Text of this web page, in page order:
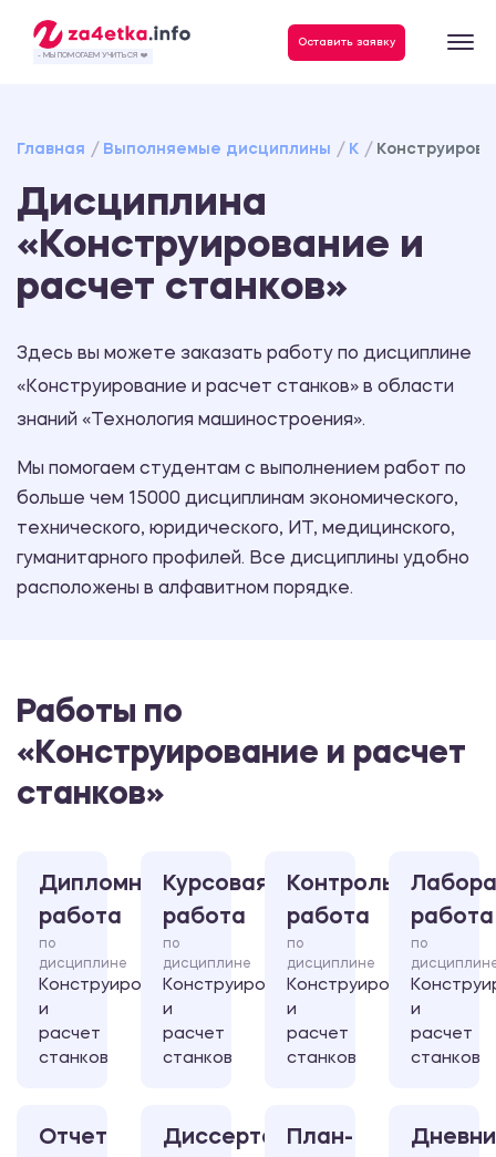
- МЫ ПОМОГАЕМ УЧИТЬСЯ ❤️
Оставить заявку
Главная Выполняемые дисциплины К
Дисциплина
«Конструирование и
расчет станков»
Здесь вы можете заказать работу по дисциплине
«Конструирование и расчет станков» в области
знаний «Технология машиностроения».
Мы помогаем студентам с выполнением работ по
больше чем 15000 дисциплинам экономического,
технического, юридического, ИТ, медицинского,
гуманитарного профилей. Все дисциплины удобно
расположены в алфавитном порядке.
Работы по
«Конструирование и расчет
станков»
Дипломная
работа
по
дисциплине
Конструирование
и
расчет
станков
Курсовая
работа
по
дисциплине
Конструирование
и
расчет
станков
Контрольная
работа
по
дисциплине
Конструирование
и
расчет
станков
работа
по
и
расчет
станков
Отчет
ДиссертацияПлан-